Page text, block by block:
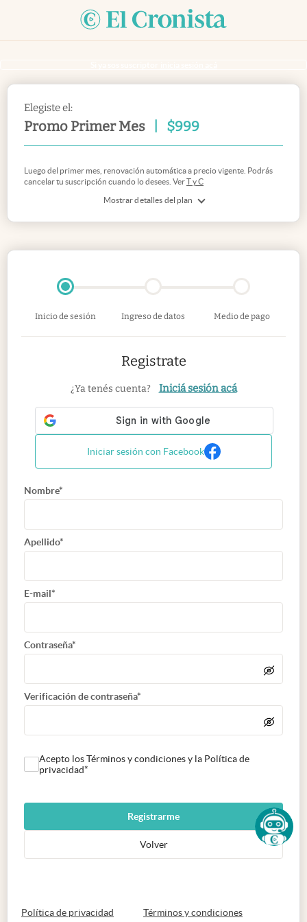
Elegiste el:
Promo Primer Mes $999
Mostrar detalles del plan
Luego del primer mes, renovación automática a precio vigente. Podrás
cancelar tu suscripción cuando lo desees. VerT y C
Inicio de sesión Ingreso de datos Medio de pago
Registrate
¿Ya tenés cuenta? Iniciá sesión acá
Iniciar sesión con Facebook
Nombre*
Apellido*
E-mail*
Contraseña*
Verificación de contraseña*
Acepto los Términos y condiciones y la Política de
privacidad*
Registrarme
Volver
Política de privacidad abre en nueva pestaña
Términos y condicionesabre en nueva